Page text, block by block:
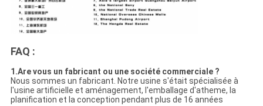
FAQ :
1.Are vous un fabricant ou une société commerciale ?
Nous sommes un fabricant. Notre usine s'était spécialisée à
l'usine artificielle et aménagement, l'emballage d'atheme, la
planification et la conception pendant plus de 16 années